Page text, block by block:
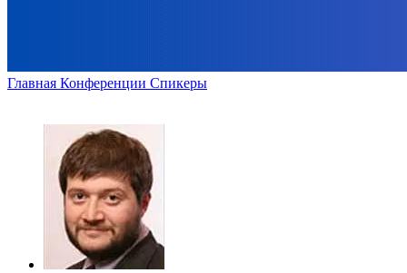
Главная Конференции Спикеры